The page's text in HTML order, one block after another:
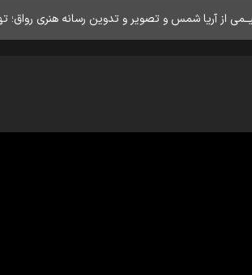
از آریا شمس و تصویر و تدوین رسانه هنری رواق؛